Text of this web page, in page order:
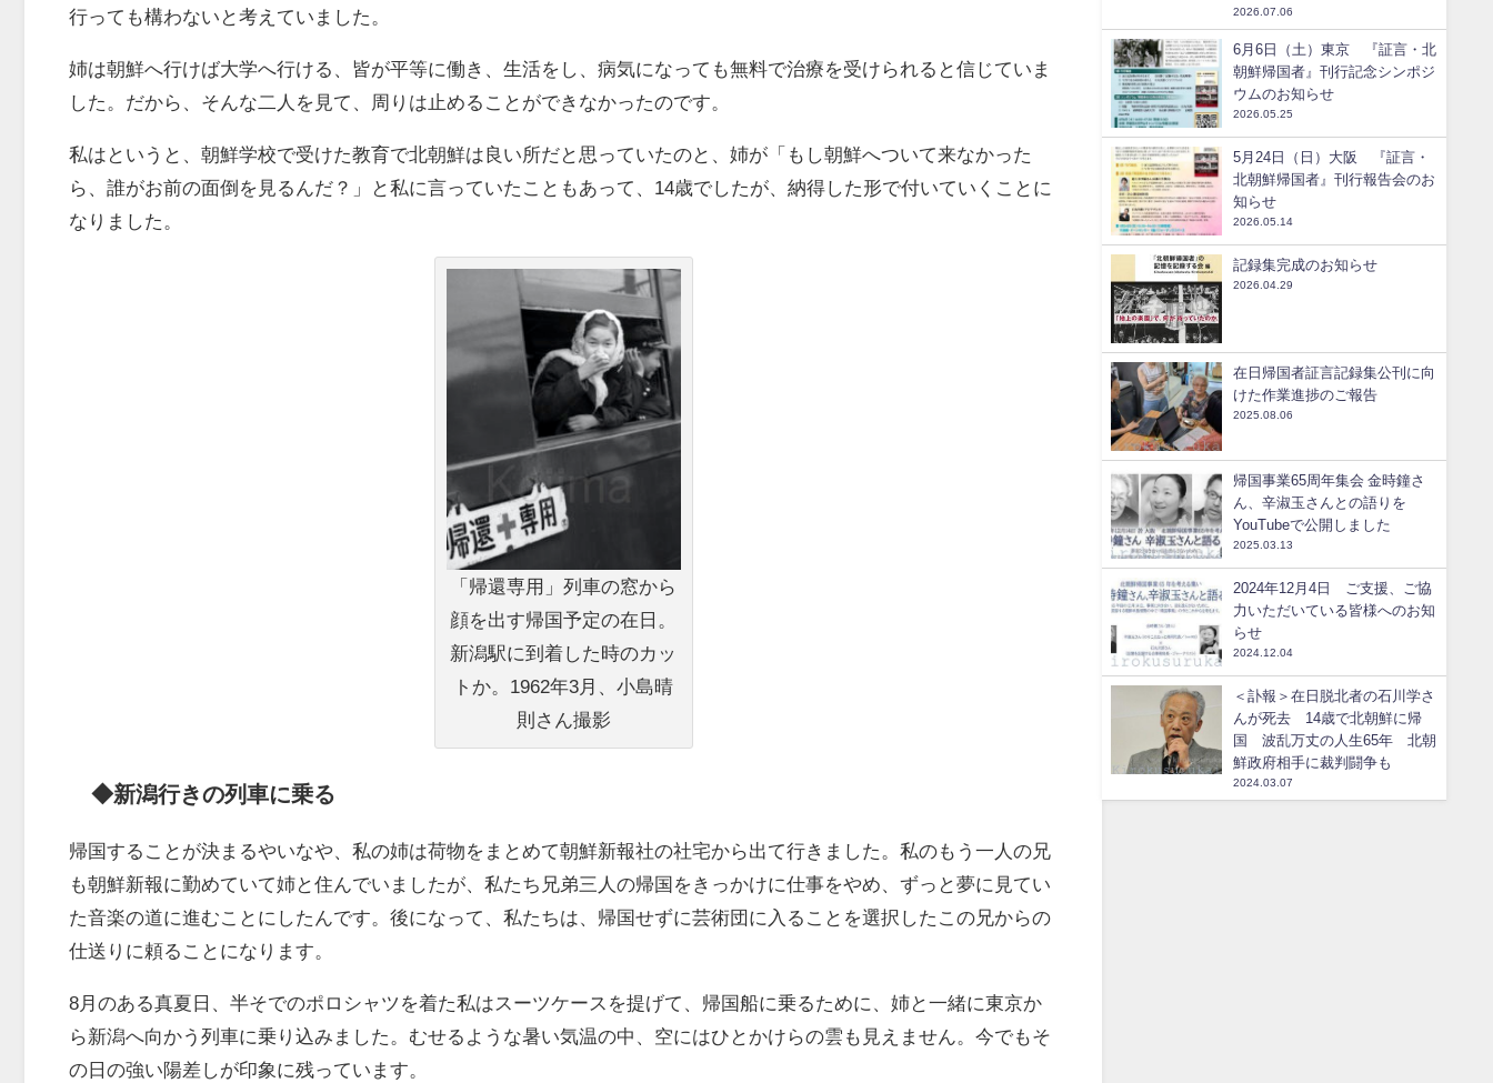
行っても構わないと考えていました。
姉は朝鮮へ行けば大学へ行ける、皆が平等に働き、生活をし、病気になっても無料で治療を受けられると信じていま
した。だから、そんな二人を見て、周りは止めることができなかったのです。
私はというと、朝鮮学校で受けた教育で北朝鮮は良い所だと思っていたのと、姉が「もし朝鮮へついて来なかった
ら、誰がお前の面倒を見るんだ？」と私に言っていたこともあって、14歳でしたが、納得した形で付いていくことに
なりました。
「帰還専用」列車の窓から
顔を出す帰国予定の在日。
新潟駅に到着した時のカッ
トか。1962年3月、小島晴
則さん撮影
◆新潟行きの列車に乗る
帰国することが決まるやいなや、私の姉は荷物をまとめて朝鮮新報社の社宅から出て行きました。私のもう一人の兄
も朝鮮新報に勤めていて姉と住んでいましたが、私たち兄弟三人の帰国をきっかけに仕事をやめ、ずっと夢に見てい
た音楽の道に進むことにしたんです。後になって、私たちは、帰国せずに芸術団に入ることを選択したこの兄からの
仕送りに頼ることになります。
8月のある真夏日、半そでのポロシャツを着た私はスーツケースを提げて、帰国船に乗るために、姉と一緒に東京か
ら新潟へ向かう列車に乗り込みました。むせるような暑い気温の中、空にはひとかけらの雲も見えません。今でもそ
の日の強い陽差しが印象に残っています。
2026.07.06
6月6日（土）東京 『証言・北
朝鮮帰国者』刊行記念シンポジ
ウムのお知らせ
2026.05.25
5月24日（日）大阪 『証言・
北朝鮮帰国者』刊行報告会のお
知らせ
2026.05.14
記録集完成のお知らせ
2026.04.29
在日帰国者証言記録集公刊に向
けた作業進捗のご報告
2025.08.06
帰国事業65周年集会 金時鐘さ
ん、辛淑玉さんとの語りを
YouTubeで公開しました
2025.03.13
2024年12月4日 ご支援、ご協
力いただいている皆様へのお知
らせ
2024.12.04
＜訃報＞在日脱北者の石川学さ
んが死去 14歳で北朝鮮に帰
国 波乱万丈の人生65年 北朝
鮮政府相手に裁判闘争も
2024.03.07